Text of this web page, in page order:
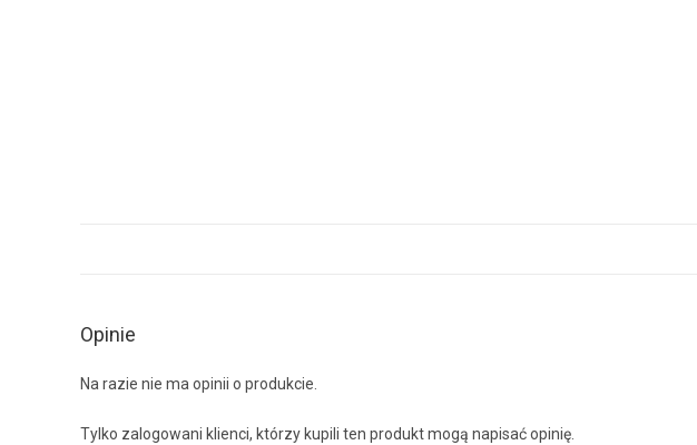
Opinie
Na razie nie ma opinii o produkcie.
Tylko zalogowani klienci, którzy kupili ten produkt mogą napisać opinię.